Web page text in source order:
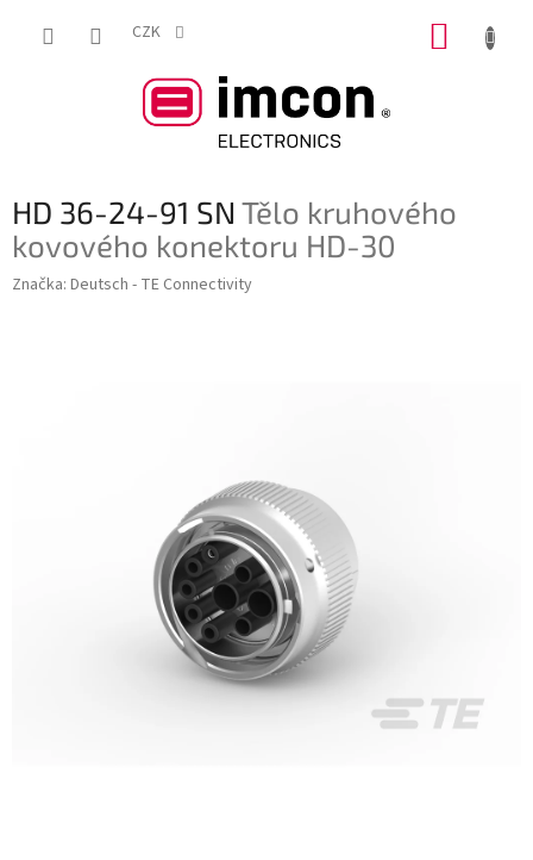
CZK
HD 36-24-91 SN Tělo kruhového
kovového konektoru HD-30
Značka: Deutsch - TE Connectivity